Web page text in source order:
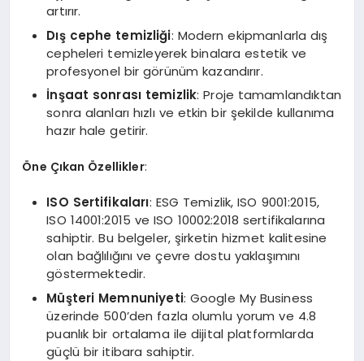
artırır.
Dış cephe temizliği: Modern ekipmanlarla dış
cepheleri temizleyerek binalara estetik ve
profesyonel bir görünüm kazandırır.
İnşaat sonrası temizlik: Proje tamamlandıktan
sonra alanları hızlı ve etkin bir şekilde kullanıma
hazır hale getirir.
Öne Çıkan Özellikler:
ISO Sertifikaları: ESG Temizlik, ISO 9001:2015,
ISO 14001:2015 ve ISO 10002:2018 sertifikalarına
sahiptir. Bu belgeler, şirketin hizmet kalitesine
olan bağlılığını ve çevre dostu yaklaşımını
göstermektedir.
Müşteri Memnuniyeti: Google My Business
üzerinde 500’den fazla olumlu yorum ve 4.8
puanlık bir ortalama ile dijital platformlarda
güçlü bir itibara sahiptir.